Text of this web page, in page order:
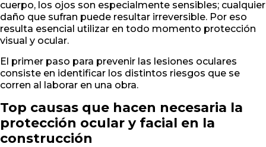
cuerpo, los ojos son especialmente sensibles; cualquier
daño que sufran puede resultar irreversible. Por eso
resulta esencial utilizar en todo momento protección
visual y ocular.
El primer paso para prevenir las lesiones oculares
consiste en identificar los distintos riesgos que se
corren al laborar en una obra.
Top causas que hacen necesaria la
protección ocular y facial en la
construcción